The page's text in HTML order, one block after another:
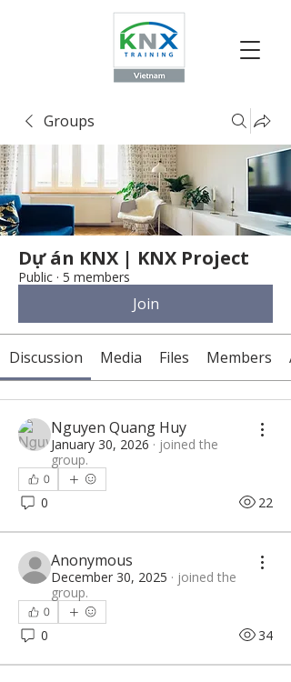
Groups
Dự án KNX | KNX Project
Public · 5 members
Join
Discussion Media Files Members
Nguyen Quang Huy
January 30, 2026 · joined the
group.
0
0 22
Anonymous
December 30, 2025 · joined the
group.
0
0 34